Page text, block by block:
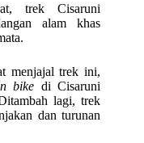
trek Cisaruni
alam khas
menjajal trek ini,
bike di Cisaruni
lagi, trek
dan turunan